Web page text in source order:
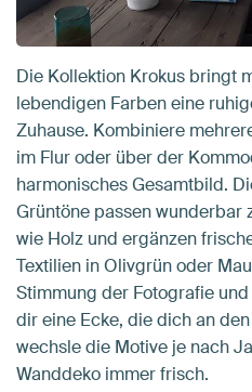
Die Kollektion Krokus bringt
lebendigen Farben eine
Zuhause. Kombiniere
im Flur oder über der
harmonisches Gesamtbild.
Grüntöne passen wunderbar
wie Holz und ergänzen
Textilien in Olivgrün oder
Stimmung der Fotografie
dir eine Ecke, die dich an
wechsle die Motive je nach
Wanddeko immer frisch.